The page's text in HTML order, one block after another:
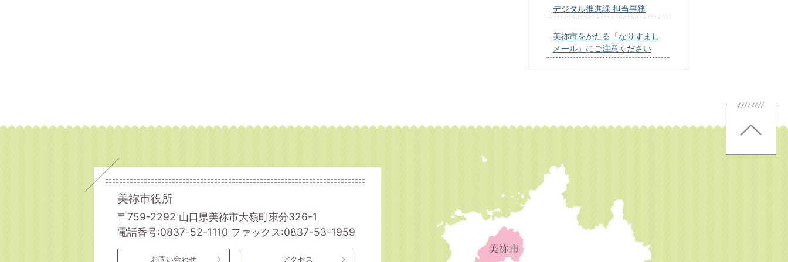
デジタル推進課 担当事務
美祢市をかたる「なりすまし
メール」にご注意ください
美祢市役所
〒759-2292 山口県美祢市大嶺町東分326-1
電話番号:0837-52-1110 ファックス:0837-53-1959
お問い合わせ アクセス